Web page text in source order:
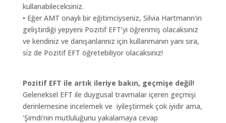
kullanabileceksiniz.
• Eğer AMT onaylı bir eğitimciyseniz, Silvia Hartmann’ın
geliştirdiği yepyeni Pozitif EFT’yi öğrenmiş olacaksınız
ve kendiniz ve danışanlarınız için kullanmanın yanı sıra,
siz de Pozitif EFT öğretebiliyor olacaksınız!
Pozitif EFT ile artık ileriye bakın, geçmişe değil!
Geleneksel EFT ile duygusal travmalar içeren geçmişi
derinlemesine incelemek ve iyileştirmek çok iyidir ama,
‘Şimdi’nin mutluluğunu yakalamaya cevap